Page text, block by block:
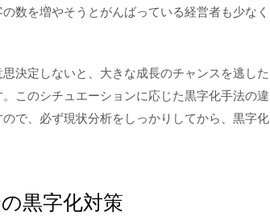
数を増やそうとがんばっている経営者も少なく
決定しないと、大きな成長のチャンスを逃した
このシチュエーションに応じた黒字化手法の違
で、必ず現状分析をしっかりしてから、黒字化
黒字化対策